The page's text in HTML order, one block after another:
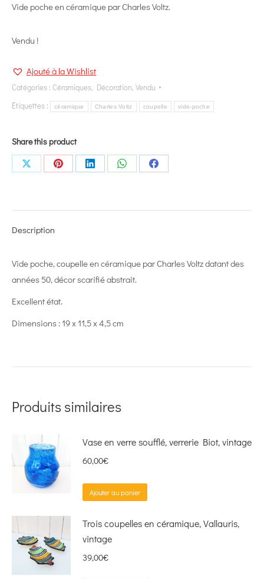
Vide poche en céramique par Charles Voltz.
Vendu !
Ajouté à la Wishlist
Catégories : Céramiques, Décoration, Vendu
Étiquettes :
céramique Charles Voltz coupelle vide-poche
Share this product
Share
Share
Share
Share
Share
Description
Vide poche, coupelle en céramique par Charles Voltz datant des
années 50, décor scarifié abstrait.
Excellent état.
Dimensions : 19 x 11,5 x 4,5 cm
Produits similaires
Vase en verre soufflé, verrerie Biot, vintage
60,00€
Ajouter au panier
Trois coupelles en céramique, Vallauris,
vintage
39,00€